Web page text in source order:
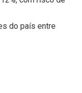
do país entre